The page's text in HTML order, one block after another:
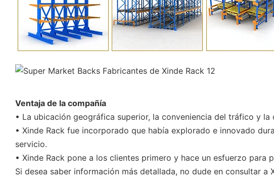
Ventaja de la compañía
• La ubicación geográfica superior, la conveniencia del tráfico y
• Xinde Rack fue incorporado que había explorado e innovado
servicio.
• Xinde Rack pone a los clientes primero y hace un esfuerzo
Si desea saber información más detallada, no dude en consultar a